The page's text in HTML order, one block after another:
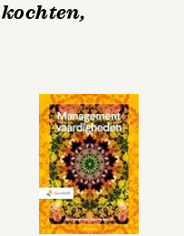
meer dan 4 op 5
workforceplanning
maakte. 32
business case voor jouw
case? 49
analytics gebruikte als
business case